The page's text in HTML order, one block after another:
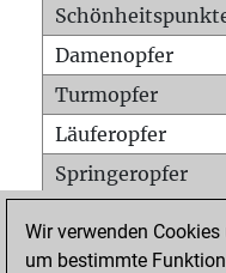
Damenopfer
Turmopfer
Läuferopfer
Springeropfer
Matt auf vollem
Wir verwenden
um bestimmte